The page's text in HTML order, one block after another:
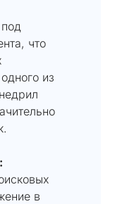
что
из
в